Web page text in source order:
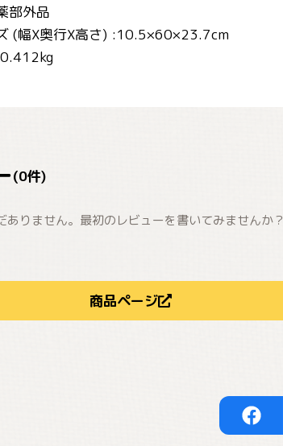
部外品
(幅X奥行X高さ) :10.5×60×23.7cm
(0件)
ありません。最初のレビューを書いてみませんか？
商品ページ